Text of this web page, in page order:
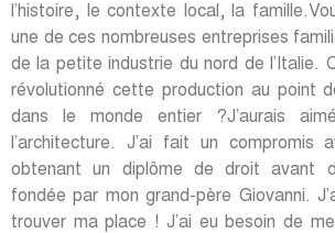
l’histoire, le contexte local, la
une de ces nombreuses entreprises
de la petite industrie du nord de l’Italie.
révolutionné cette production au point
dans le monde entier ?J’aurais
l’architecture. J’ai fait un compromis
obtenant un diplôme de droit avant
fondée par mon grand-père Giovanni.
trouver ma place ! J’ai eu besoin de